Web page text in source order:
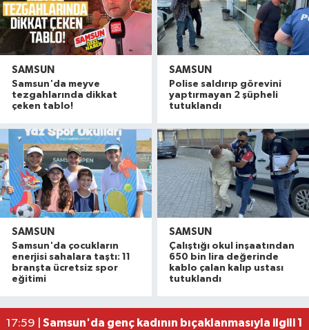
SAMSUN
Samsun'da meyve
tezgahlarında dikkat
çeken tablo!
SAMSUN
Polise saldırıp görevini
yaptırmayan 2 şüpheli
tutuklandı
SAMSUN
Samsun'da çocukların
enerjisi sahalara taştı: 11
branşta ücretsiz spor
eğitimi
SAMSUN
Çalıştığı okul inşaatından
650 bin lira değerinde
kablo çalan kalıp ustası
tutuklandı
22:58 |İller Arası Muay Thai Açık Hava Turnuvası
22:36 |Konteyner ev alevlere teslim oldu
19:59 | NebiyanFest başladı: 7 yaşındaki çocuktan
17:59 | Samsun'da genç kadının bıçaklanmasıyla ilgili 1